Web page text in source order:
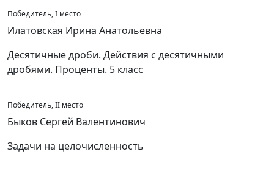
Победитель, I место
Илатовская Ирина Анатольевна
Десятичные дроби. Действия с десятичными
дробями. Проценты. 5 класс
Победитель, II место
Быков Сергей Валентинович
Задачи на целочисленность